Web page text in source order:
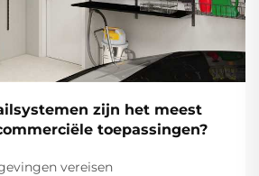
zijn het meest
toepassingen?
vereisen